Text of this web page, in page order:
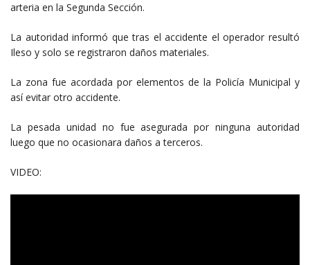
arteria en la Segunda Sección.
La autoridad informó que tras el accidente el operador resultó
Ileso y solo se registraron daños materiales.
La zona fue acordada por elementos de la Policía Municipal y
así evitar otro accidente.
La pesada unidad no fue asegurada por ninguna autoridad
luego que no ocasionara daños a terceros.
VIDEO: